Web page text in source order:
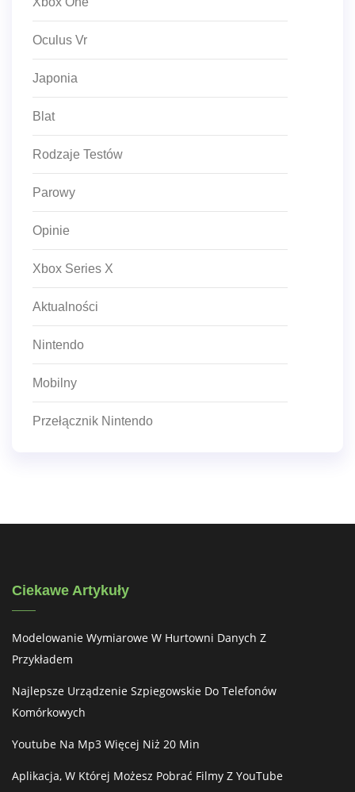
Oculus Vr
Japonia
Blat
Rodzaje Testów
Parowy
Opinie
Xbox Series X
Aktualności
Nintendo
Mobilny
Przełącznik Nintendo
Ciekawe Artykuły
Modelowanie Wymiarowe W Hurtowni Danych Z
Przykładem
Najlepsze Urządzenie Szpiegowskie Do Telefonów
Komórkowych
Youtube Na Mp3 Więcej Niż 20 Min
Aplikacja, W Której Możesz Pobrać Filmy Z YouTube